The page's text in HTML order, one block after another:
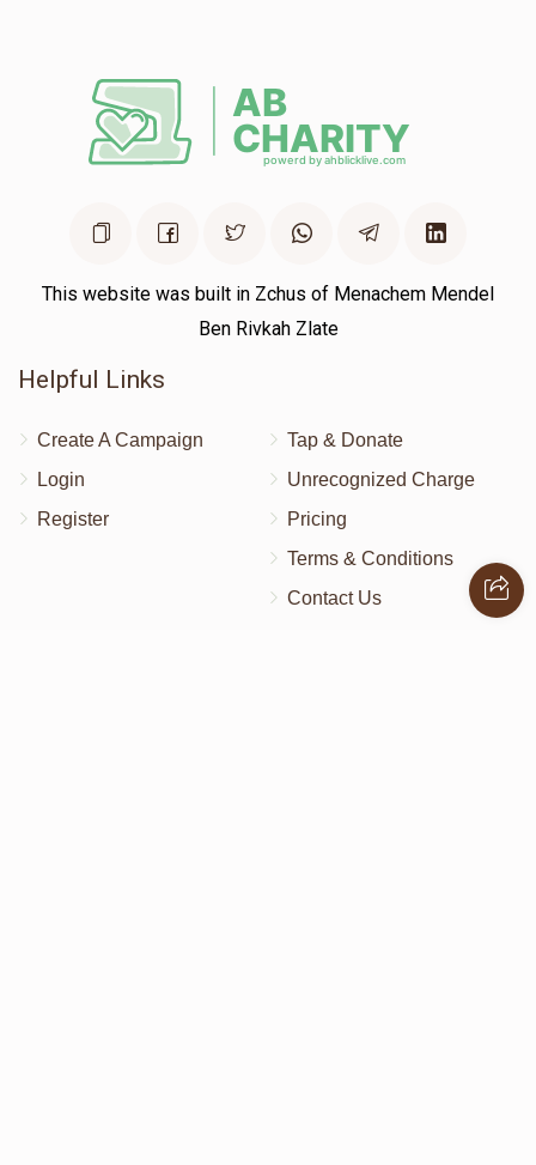
This website was built in Zchus of Menachem Mendel
Ben Rivkah Zlate
Helpful Links
Create A Campaign
Login
Register
Tap & Donate
Unrecognized Charge
Pricing
Terms & Conditions
Contact Us